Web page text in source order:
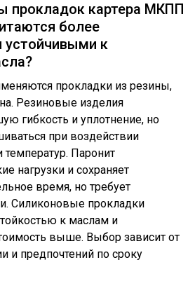
прокладок картера МКПП
более
устойчивыми к
прокладки из резины,
Резиновые изделия
гибкость и уплотнение, но
при воздействии
Паронит
нагрузки и сохраняет
время, но требует
Силиконовые прокладки
к маслам и
выше. Выбор зависит от
и предпочтений по сроку